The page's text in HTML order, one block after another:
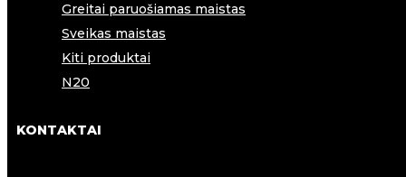
Greitai paruošiamas maistas
Sveikas maistas
Kiti produktai
N20
KONTAKTAI